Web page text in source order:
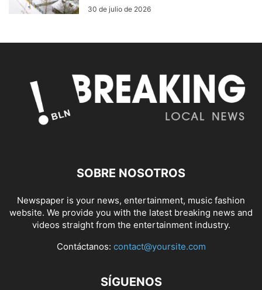
30 de julio de 2026
SOBRE NOSOTROS
Newspaper is your news, entertainment, music fashion
website. We provide you with the latest breaking news and
videos straight from the entertainment industry.
Contáctanos: contact@yoursite.com
SÍGUENOS